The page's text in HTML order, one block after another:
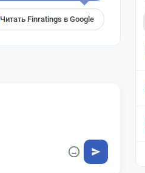
Читать Finratings в Google